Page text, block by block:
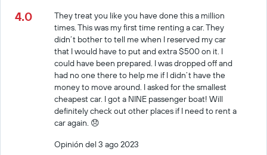
4.0
They treat you like you have done this a million
times. This was my first time renting a car. They
didn’t bother to tell me when I reserved my car
that I would have to put and extra $500 on it. I
could have been prepared. I was dropped off and
had no one there to help me if I didn’t have the
money to move around. I asked for the smallest
cheapest car. I got a NINE passenger boat! Will
definitely check out other places if I need to rent a
car again. 😞
Opinión del 3 ago 2023